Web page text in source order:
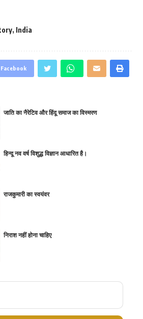
, India
Facebook
जाति का नैरेटिव और हिंदू समाज का विस्मरण
हिन्दू नव वर्ष विशुद्ध विज्ञान आधारित है।
राजकुमारी का स्वयंवर
निराश नहीं होना चाहिए